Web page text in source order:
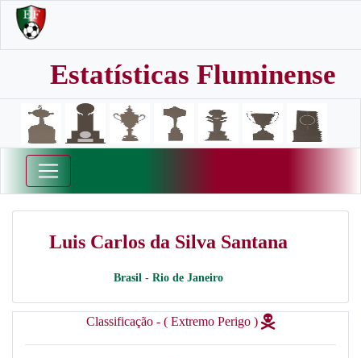
Estatísticas Fluminense
Luis Carlos da Silva Santana
Brasil - Rio de Janeiro
Classificação - ( Extremo Perigo )